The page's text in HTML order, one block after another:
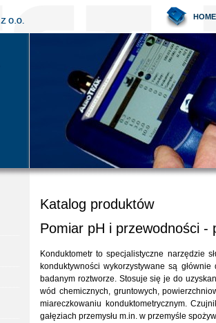
HOME
Katalog produktów
Pomiar pH i przewodności -
Konduktometr to specjalistyczne narzędzie
konduktywności wykorzystywane są
badanym roztworze. Stosuje się je do
wód chemicznych, gruntowych,
miareczkowaniu konduktometrycznym.
gałęziach przemysłu m.in. w przemyśle